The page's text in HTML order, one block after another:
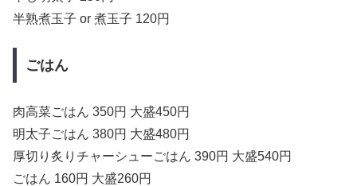
半熟煮玉子 or 煮玉子 120円
ごはん
肉高菜ごはん 350円 大盛450円
明太子ごはん 380円 大盛480円
厚切り炙りチャーシューごはん 390円 大盛540円
ごはん 160円 大盛260円